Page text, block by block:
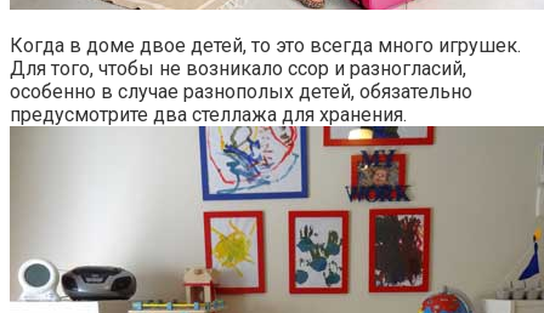
Когда в доме двое детей, то это всегда много игрушек.
Для того, чтобы не возникало ссор и разногласий,
особенно в случае разнополых детей, обязательно
предусмотрите два стеллажа для хранения.